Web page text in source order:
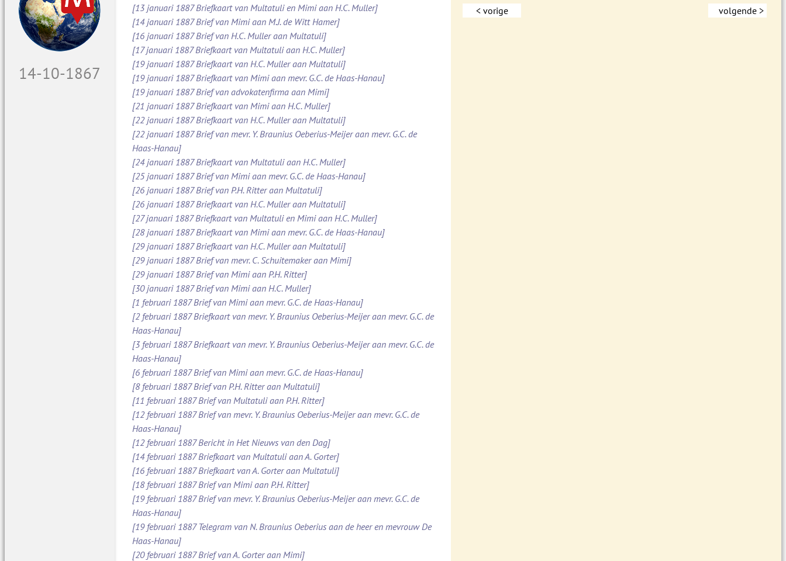
15-10-1867
[13 januari 1887 Briefkaart van Multatuli en Mimi aan H.C. Muller]
[14 januari 1887 Brief van Mimi aan M.J. de Witt Hamer]
[16 januari 1887 Brief van H.C. Muller aan Multatuli]
[17 januari 1887 Briefkaart van Multatuli aan H.C. Muller]
[19 januari 1887 Briefkaart van H.C. Muller aan Multatuli]
[19 januari 1887 Briefkaart van Mimi aan mevr. G.C. de Haas-Hanau]
[19 januari 1887 Brief van advokatenfirma aan Mimi]
[21 januari 1887 Briefkaart van Mimi aan H.C. Muller]
[22 januari 1887 Briefkaart van H.C. Muller aan Multatuli]
[22 januari 1887 Brief van mevr. Y. Braunius Oeberius-Meijer aan mevr. G.C. de
Haas-Hanau]
[24 januari 1887 Briefkaart van Multatuli aan H.C. Muller]
[25 januari 1887 Brief van Mimi aan mevr. G.C. de Haas-Hanau]
[26 januari 1887 Brief van P.H. Ritter aan Multatuli]
[26 januari 1887 Briefkaart van H.C. Muller aan Multatuli]
[27 januari 1887 Briefkaart van Multatuli en Mimi aan H.C. Muller]
[28 januari 1887 Briefkaart van Mimi aan mevr. G.C. de Haas-Hanau]
[29 januari 1887 Briefkaart van H.C. Muller aan Multatuli]
[29 januari 1887 Brief van mevr. C. Schuitemaker aan Mimi]
[29 januari 1887 Brief van Mimi aan P.H. Ritter]
[30 januari 1887 Brief van Mimi aan H.C. Muller]
[1 februari 1887 Brief van Mimi aan mevr. G.C. de Haas-Hanau]
[2 februari 1887 Briefkaart van mevr. Y. Braunius Oeberius-Meijer aan mevr. G.C. de
Haas-Hanau]
[3 februari 1887 Briefkaart van mevr. Y. Braunius Oeberius-Meijer aan mevr. G.C. de
Haas-Hanau]
[6 februari 1887 Brief van Mimi aan mevr. G.C. de Haas-Hanau]
[8 februari 1887 Brief van P.H. Ritter aan Multatuli]
[11 februari 1887 Brief van Multatuli aan P.H. Ritter]
[12 februari 1887 Brief van mevr. Y. Braunius Oeberius-Meijer aan mevr. G.C. de
Haas-Hanau]
[12 februari 1887 Bericht in Het Nieuws van den Dag]
[14 februari 1887 Briefkaart van Multatuli aan A. Gorter]
[16 februari 1887 Briefkaart van A. Gorter aan Multatuli]
[18 februari 1887 Brief van Mimi aan P.H. Ritter]
[19 februari 1887 Brief van mevr. Y. Braunius Oeberius-Meijer aan mevr. G.C. de
Haas-Hanau]
[19 februari 1887 Telegram van N. Braunius Oeberius aan de heer en mevrouw De
Haas-Hanau]
[20 februari 1887 Brief van A. Gorter aan Mimi]
< vorige volgende >